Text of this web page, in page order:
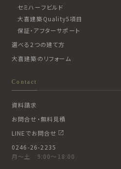
セミハーフビルド
大喜建築Quality5項目
保証・アフターサポート
選べる2つの建て方
大喜建築のリフォーム
Contact
資料請求
お問合せ・無料見積
LINEでお問合せ
0246-26-2235
月〜土 9:00〜18:00